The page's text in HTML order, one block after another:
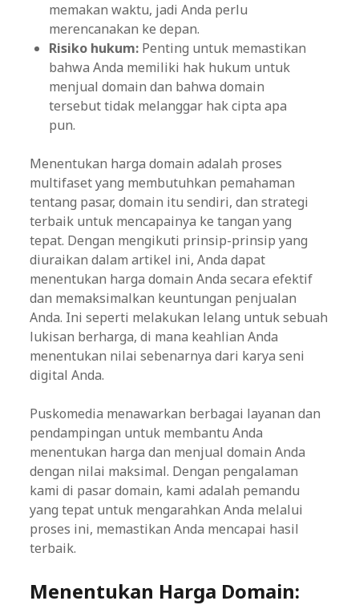
memakan waktu, jadi Anda perlu
merencanakan ke depan.
Risiko hukum: Penting untuk memastikan
bahwa Anda memiliki hak hukum untuk
menjual domain dan bahwa domain
tersebut tidak melanggar hak cipta apa
pun.
Menentukan harga domain adalah proses
multifaset yang membutuhkan pemahaman
tentang pasar, domain itu sendiri, dan strategi
terbaik untuk mencapainya ke tangan yang
tepat. Dengan mengikuti prinsip-prinsip yang
diuraikan dalam artikel ini, Anda dapat
menentukan harga domain Anda secara efektif
dan memaksimalkan keuntungan penjualan
Anda. Ini seperti melakukan lelang untuk sebuah
lukisan berharga, di mana keahlian Anda
menentukan nilai sebenarnya dari karya seni
digital Anda.
Puskomedia menawarkan berbagai layanan dan
pendampingan untuk membantu Anda
menentukan harga dan menjual domain Anda
dengan nilai maksimal. Dengan pengalaman
kami di pasar domain, kami adalah pemandu
yang tepat untuk mengarahkan Anda melalui
proses ini, memastikan Anda mencapai hasil
terbaik.
Menentukan Harga Domain: